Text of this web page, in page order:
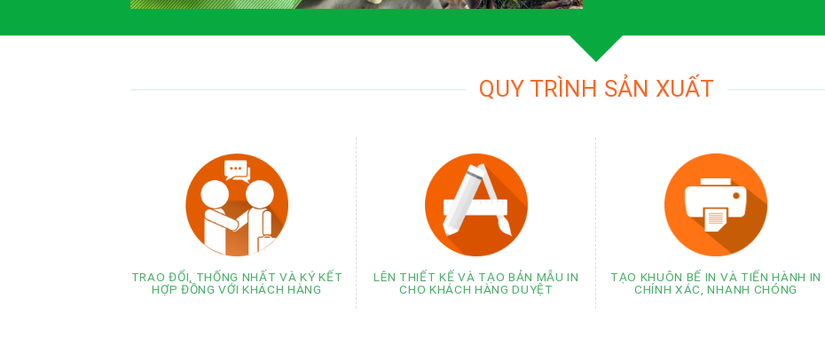
QUY TRÌNH SẢN XUẤT
TRAO ĐỔI, THỐNG NHẤT VÀ KÝ KẾT
HỢP ĐỒNG VỚI KHÁCH HÀNG
LÊN THIẾT KẾ VÀ TẠO BẢN MẪU IN
CHO KHÁCH HÀNG DUYỆT
TẠO KHUÔN BẾ IN VÀ TIẾN HÀNH IN
CHÍNH XÁC, NHANH CHÓNG